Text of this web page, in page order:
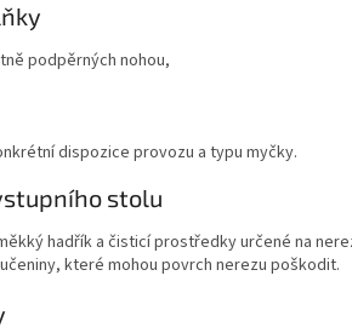
podpěrných nohou,
dispozice provozu a typu myčky.
stolu
hadřík a čisticí prostředky určené na
které mohou povrch nerezu poškodit.